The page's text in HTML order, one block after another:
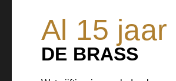
Al 15 jaar
DE BRASS